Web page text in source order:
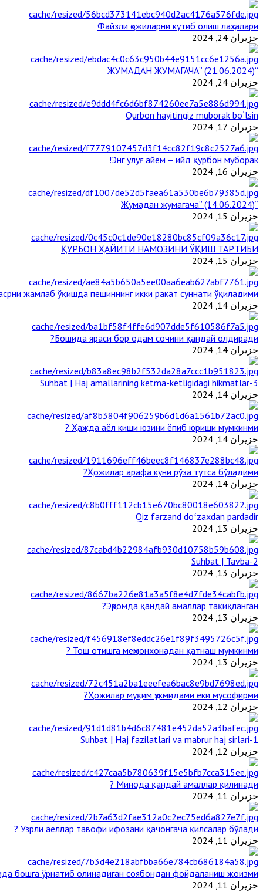
Файзли ҳожиларни кутиб олиш лаҳзалари
حزيران 24, 2024
“ЖУМАДАН ЖУМАГАЧА” (21.06.2024)
حزيران 24, 2024
Qurbon hayitingiz muborak bo`lsin
حزيران 17, 2024
Энг улуғ айём – ийд қурбон муборак!
حزيران 16, 2024
“Жумадан жумагача” (14.06.2024)
حزيران 15, 2024
ҚУРБОН ҲАЙИТИ НАМОЗИНИ ЎҚИШ ТАРТИБИ
حزيران 15, 2024
жамлаб ўқишда пешиннинг икки ракат суннати ўқиладими?
حزيران 14, 2024
Бошида яраси бор одам сочини қандай олдиради?
حزيران 14, 2024
3-Suhbat | Haj amallarining ketma-ketligidagi hikmatlar
حزيران 14, 2024
Ҳажда аёл киши юзини ёпиб юриши мумкинми ?
حزيران 14, 2024
Ҳожилар арафа куни рўза тутса бўладими?
حزيران 14, 2024
Qiz farzand doʻzaxdan pardadir
حزيران 13, 2024
2-Suhbat | Tavba
حزيران 13, 2024
Эҳромда қандай амаллар тақиқланган?
حزيران 13, 2024
Тош отишга меҳмонхонадан қатнаш мумкинми ?
حزيران 13, 2024
Ҳожилар муқим ҳукмидами ёки мусофирми?
حزيران 12, 2024
1-Suhbat | Haj fazilatlari va mabrur haj sirlari
حزيران 12, 2024
Минода қандай амаллар қилинади ?
حزيران 11, 2024
Узрли аёллар тавофи ифозани қачонгача қилсалар бўлади ?
حزيران 11, 2024
бошга ўрнатиб олинадиган соябондан фойдаланиш жоизми ?
حزيران 11, 2024